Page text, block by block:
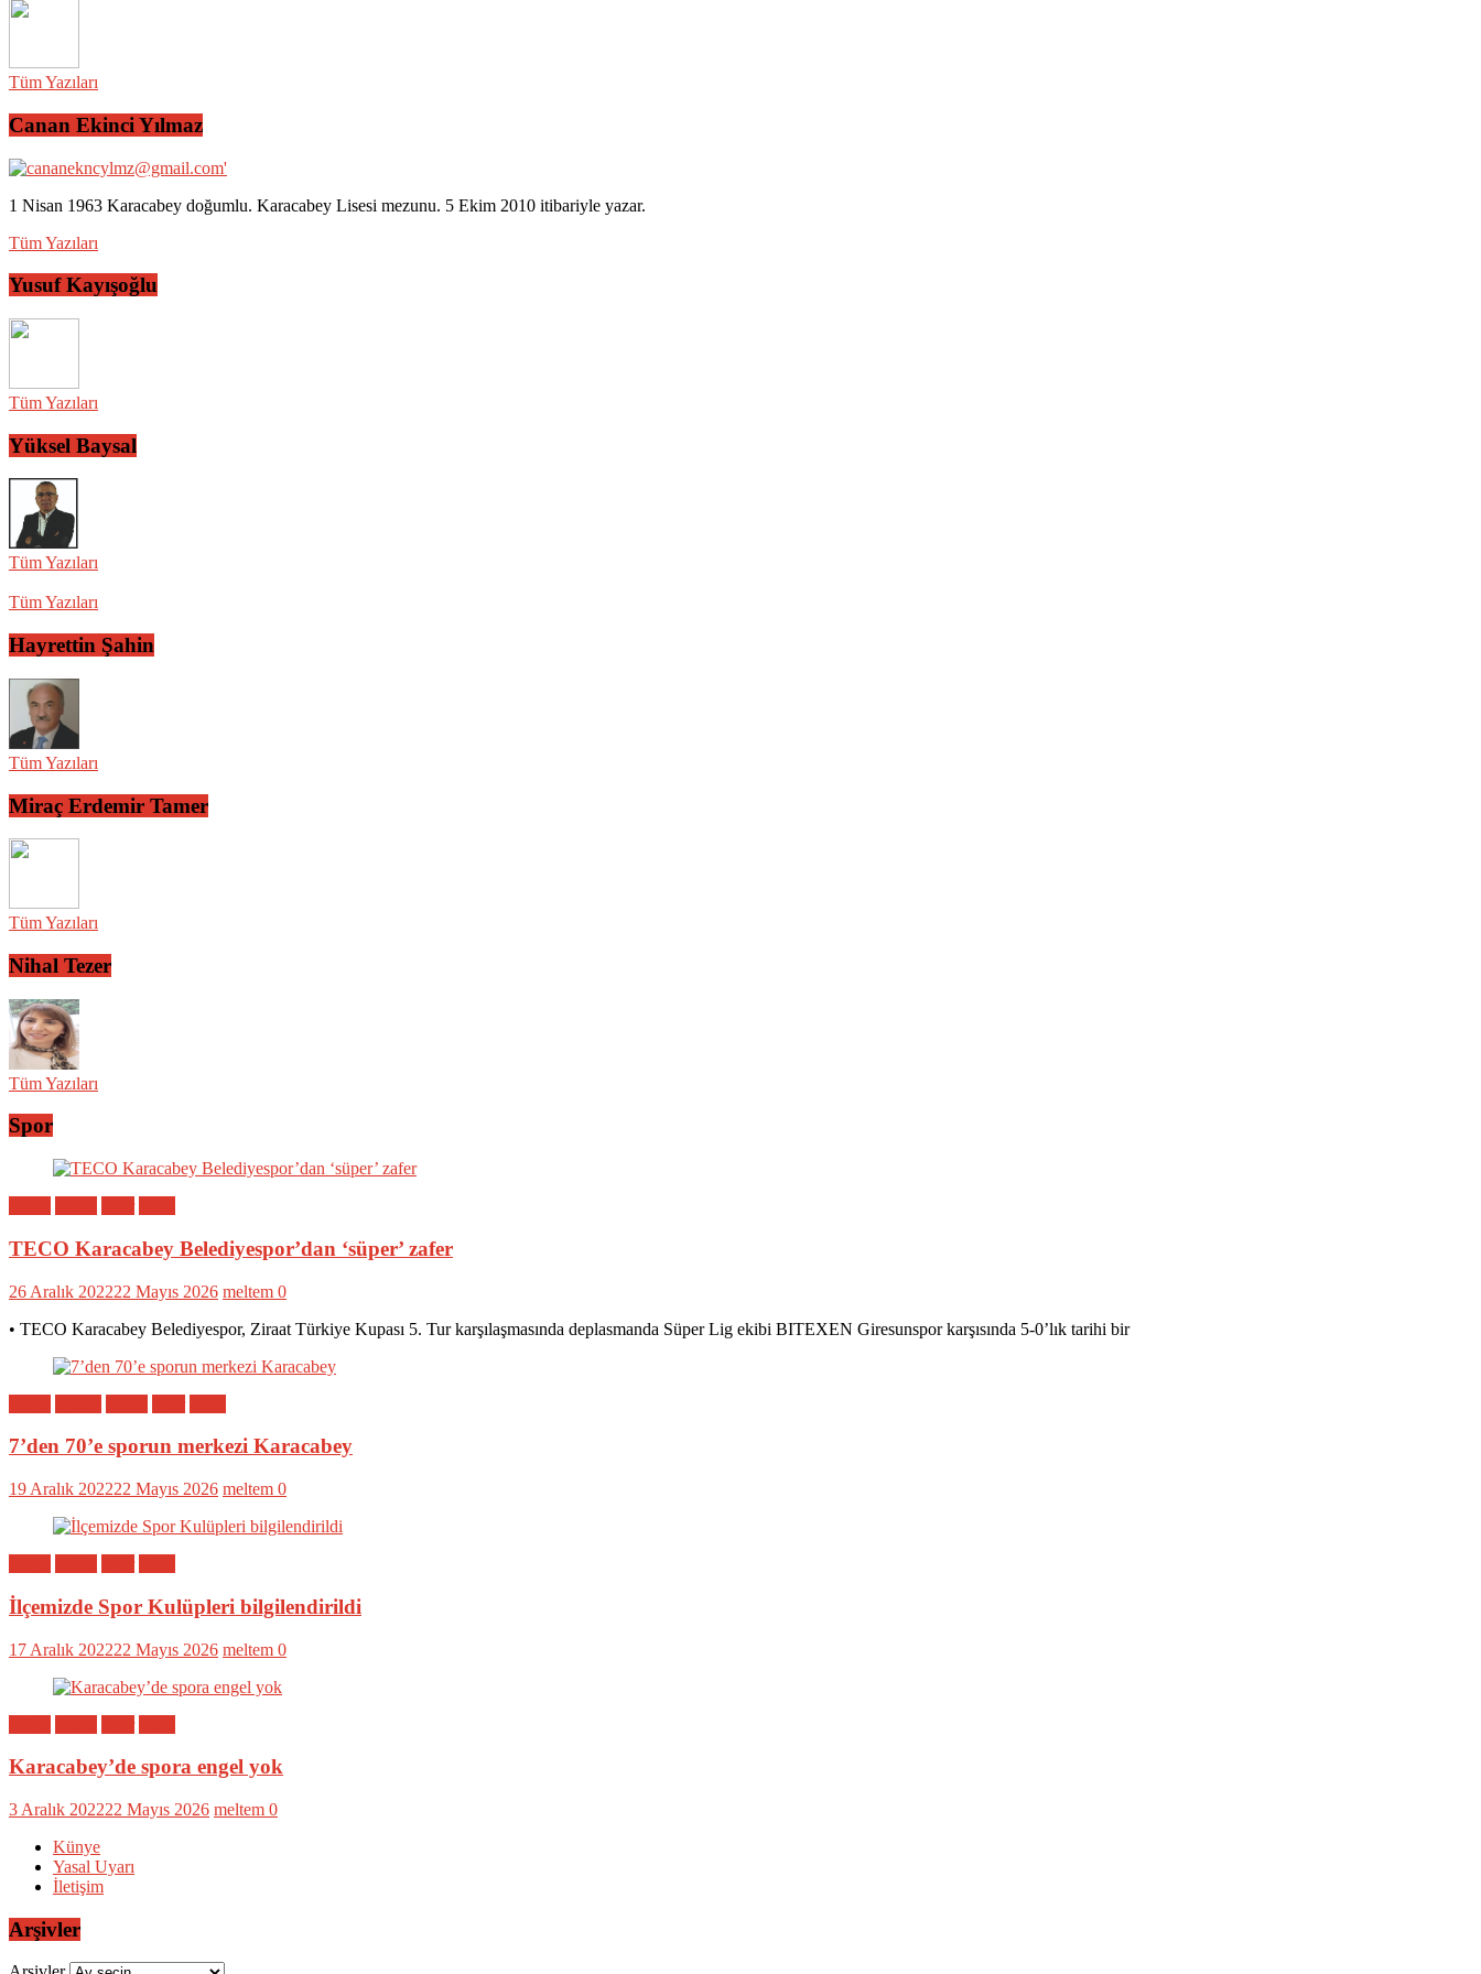
Tüm Yazıları
Canan Ekinci Yılmaz
1 Nisan 1963 Karacabey doğumlu. Karacabey Lisesi mezunu. 5 Ekim 2010 itibariyle yazar.
Tüm Yazıları
Yusuf Kayışoğlu
Tüm Yazıları
Yüksel Baysal
Tüm Yazıları
Tüm Yazıları
Hayrettin Şahin
Tüm Yazıları
Miraç Erdemir Tamer
Tüm Yazıları
Nihal Tezer
Tüm Yazıları
Spor
TECO Karacabey Belediyespor’dan ‘süper’ zafer
26 Aralık 202222 Mayıs 2026 meltem 0
• TECO Karacabey Belediyespor, Ziraat Türkiye Kupası 5. Tur karşılaşmasında deplasmanda Süper Lig ekibi BITEXEN Giresunspor karşısında 5-0’lık tarihi bir
7’den 70’e sporun merkezi Karacabey
19 Aralık 202222 Mayıs 2026 meltem 0
İlçemizde Spor Kulüpleri bilgilendirildi
17 Aralık 202222 Mayıs 2026 meltem 0
Karacabey’de spora engel yok
3 Aralık 202222 Mayıs 2026 meltem 0
Künye
Yasal Uyarı
İletişim
Arşivler